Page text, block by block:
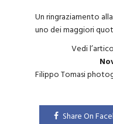
Un ringraziamento
uno dei maggiori
Vedi
Filippo Tomasi
Share On